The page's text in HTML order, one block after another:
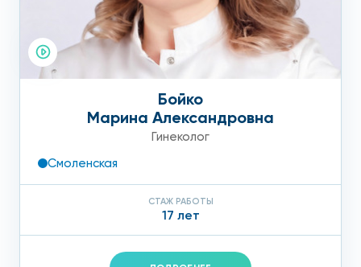
Бойко
Марина Александровна
Гинеколог
Смоленская
СТАЖ РАБОТЫ
17 лет